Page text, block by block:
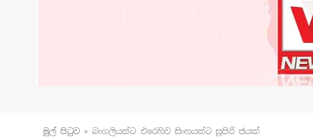
මුල් පිටු​ව » බංගලියන්ට එරෙහිව සිංහයන්ට සුපිරි ජයක්